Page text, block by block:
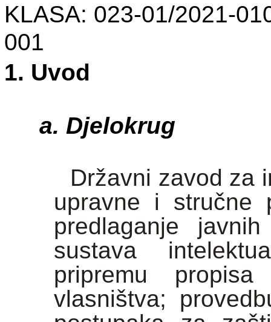
KLASA: 023-01/2021-
001
Uvod
Djelokrug
Državni zavod za
upravne i stručne
predlaganje
sustava
pripremu
vlasništva;